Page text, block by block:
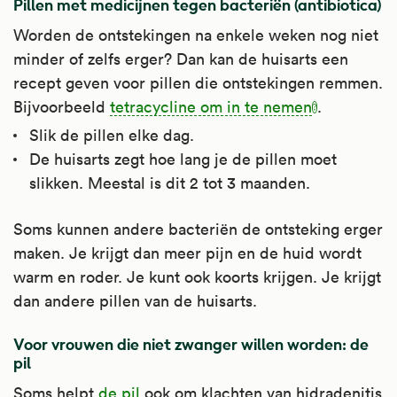
Pillen met medicijnen tegen bacteriën (antibiotica)
Worden de ontstekingen na enkele weken nog niet
minder of zelfs erger? Dan kan de huisarts een
recept geven voor pillen die ontstekingen remmen.
Bijvoorbeeld tetracycline om in te nemen .
Slik de pillen elke dag.
De huisarts zegt hoe lang je de pillen moet
slikken. Meestal is dit 2 tot 3 maanden.
Soms kunnen andere bacteriën de ontsteking erger
maken. Je krijgt dan meer pijn en de huid wordt
warm en roder. Je kunt ook koorts krijgen. Je krijgt
dan andere pillen van de huisarts.
Voor vrouwen die niet zwanger willen worden: de
pil